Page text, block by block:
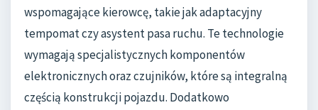
wspomagające kierowcę, takie jak adaptacyjny
tempomat czy asystent pasa ruchu. Te technologie
wymagają specjalistycznych komponentów
elektronicznych oraz czujników, które są integralną
częścią konstrukcji pojazdu. Dodatkowo